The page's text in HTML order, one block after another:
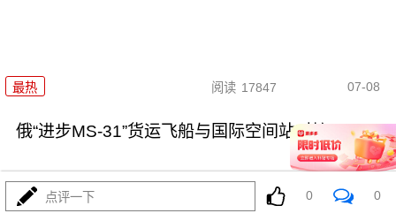
最热 阅读 17847 07-08
俄“进步MS-31”货运飞船与国际空间站对接
点评一下 0 0